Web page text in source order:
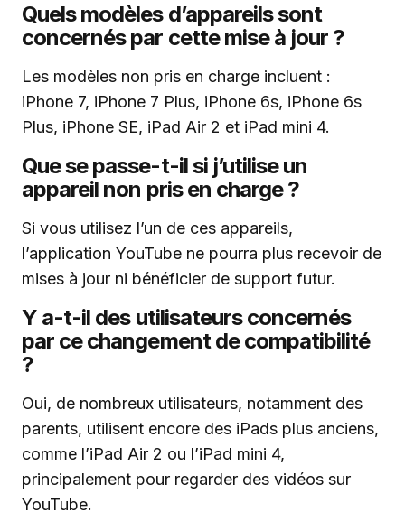
Quels modèles d’appareils sont
concernés par cette mise à jour ?
Les modèles non pris en charge incluent :
iPhone 7, iPhone 7 Plus, iPhone 6s, iPhone 6s
Plus, iPhone SE, iPad Air 2 et iPad mini 4.
Que se passe-t-il si j’utilise un
appareil non pris en charge ?
Si vous utilisez l’un de ces appareils,
l’application YouTube ne pourra plus recevoir de
mises à jour ni bénéficier de support futur.
Y a-t-il des utilisateurs concernés
par ce changement de compatibilité
?
Oui, de nombreux utilisateurs, notamment des
parents, utilisent encore des iPads plus anciens,
comme l’iPad Air 2 ou l’iPad mini 4,
principalement pour regarder des vidéos sur
YouTube.